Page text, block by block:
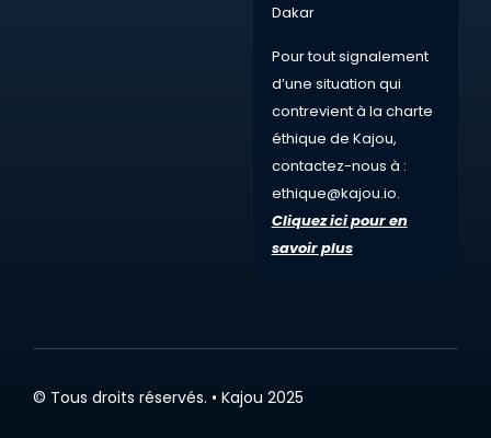
Dakar
Pour toutsignalement
d’une situation qui
contrevient à la charte
éthique de Kajou,
contactez-nous à :
ethique@kajou.io.
Cliquez ici pour en
savoir plus
© Tous droits réservés. • Kajou 2025